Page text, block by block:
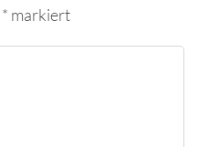
* markiert